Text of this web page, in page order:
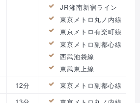
JR湘南新宿ライン
東京メトロ丸ノ内線
東京メトロ有楽町線
東京メトロ副都心線
西武池袋線
東武東上線
12分
東京メトロ副都心線